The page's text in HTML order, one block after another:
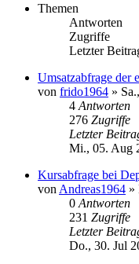
Themen
Antworten
Zugriffe
Letzter
Umsatzabfrage der
von frido1964 »
4 Antworten
276 Zugriffe
Letzter
Mi., 05. Aug
Kursabfrage bei
von Andreas1964 »
0 Antworten
231 Zugriffe
Letzter
Do., 30. Jul